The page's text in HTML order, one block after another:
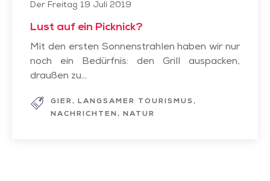
Der Freitag 19 Juli 2019
Lust auf ein Picknick?
Mit den ersten Sonnenstrahlen haben wir nur
noch ein Bedürfnis: den Grill auspacken,
draußen zu...
GIER
LANGSAMER TOURISMUS
NACHRICHTEN
NATUR